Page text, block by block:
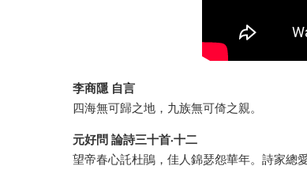
李商隱 自言
四海無可歸之地，九族無可倚之親。
元好問 論詩三十首·十二
望帝春心託杜鵑，佳人錦瑟怨華年。詩家總